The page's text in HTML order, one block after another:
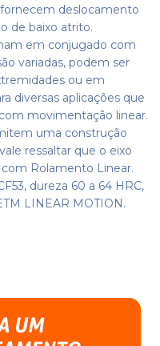
deslocamento
de baixo atrito.
em conjugado com
variadas, podem ser
ou em
diversas aplicações que
movimentação linear.
uma construção
ressaltar que o eixo
Rolamento Linear.
dureza 60 a 64 HRC,
LINEAR MOTION.